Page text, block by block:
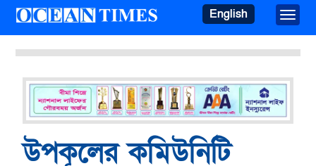
English
উপকূলের কমিউনিটি